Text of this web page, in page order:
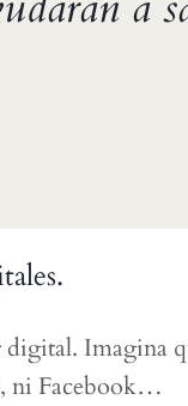
digital. Imagina
ni Facebook…